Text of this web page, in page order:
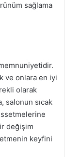
sağlama
ve onlara en iyi
olarak
salonun sıcak
değişim
keyfini